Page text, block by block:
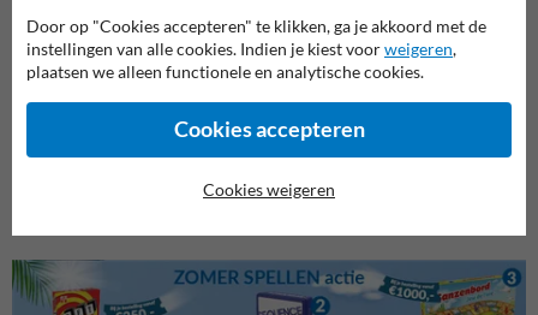
Kies voor hetVerkeersbord Onderbord met Eigen Tekstals je een
flexibele en professionele oplossing zoekt voor het communiceren
van specifieke regels op jouw terrein. Zo zorg je ervoor dat jouw
terrein overzichtelijk en veilig is, met duidelijke signalisatie die
naadloos aansluit op jouw behoeften.
Door op "Cookies accepteren" te klikken, ga je akkoord met de
instellingen van alle cookies. Indien je kiest voorweigeren,
plaatsen we alleen functionele en analytische cookies.
Cookies accepteren
Cookies weigeren